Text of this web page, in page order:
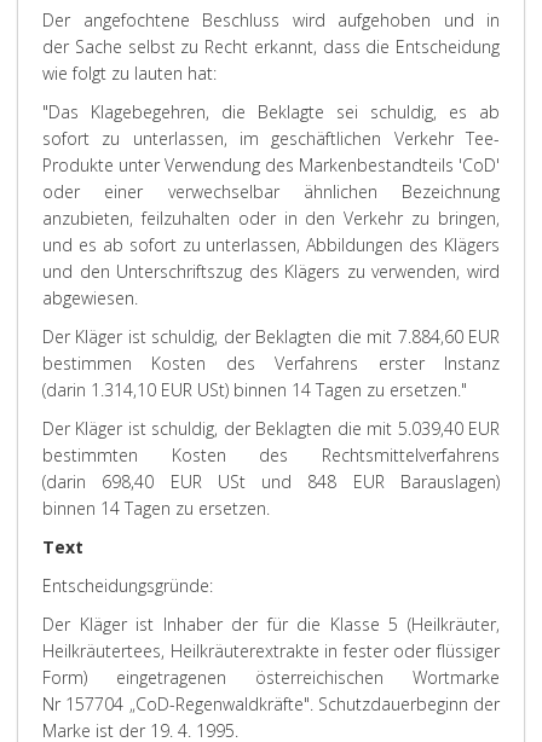
Der angefochtene Beschluss wird aufgehoben und in
der Sache selbst zu Recht erkannt, dass die Entscheidung
wie folgt zu lauten hat:
"Das Klagebegehren, die Beklagte sei schuldig, es ab
sofort zu unterlassen, im geschäftlichen Verkehr Tee-
Produkte unter Verwendung des Markenbestandteils 'CoD'
oder einer verwechselbar ähnlichen Bezeichnung
anzubieten, feilzuhalten oder in den Verkehr zu bringen,
und es ab sofort zu unterlassen, Abbildungen des Klägers
und den Unterschriftszug des Klägers zu verwenden, wird
abgewiesen.
Der Kläger ist schuldig, der Beklagten die mit 7.884,60 EUR
bestimmen Kosten des Verfahrens erster Instanz
(darin 1.314,10 EUR USt) binnen 14 Tagen zu ersetzen."
Der Kläger ist schuldig, der Beklagten die mit 5.039,40 EUR
bestimmten Kosten des Rechtsmittelverfahrens
(darin 698,40 EUR USt und 848 EUR Barauslagen)
binnen 14 Tagen zu ersetzen.
Text
Entscheidungsgründe:
Der Kläger ist Inhaber der für die Klasse 5 (Heilkräuter,
Heilkräutertees, Heilkräuterextrakte in fester oder flüssiger
Form) eingetragenen österreichischen Wortmarke
Nr 157704 „CoD-Regenwaldkräfte". Schutzdauerbeginn der
Marke ist der 19. 4. 1995.